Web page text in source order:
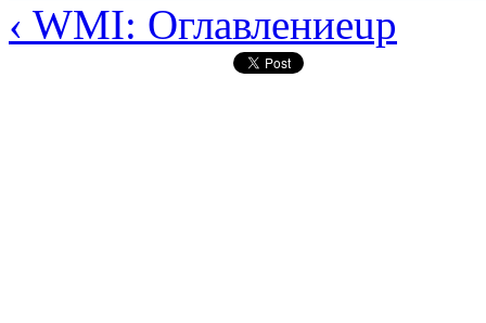
‹ WMI: Оглавлениеup